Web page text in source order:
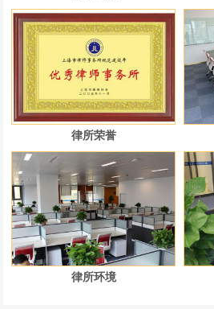
律所荣誉
律所环境